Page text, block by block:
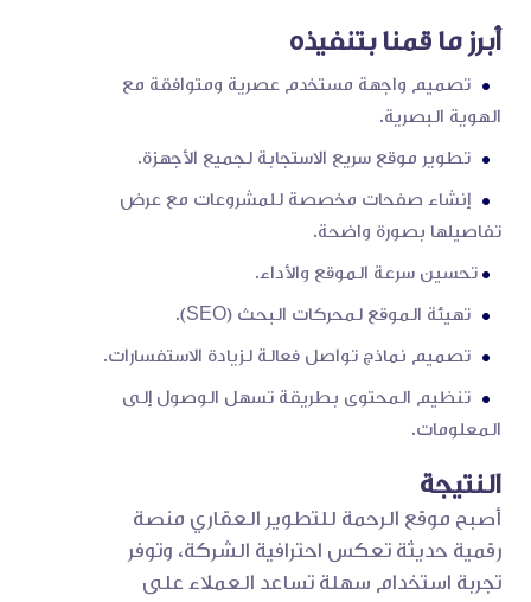
أبرز ما قمنا بتنفيذه
تصميم واجهة مستخدم عصرية ومتوافقة مع
الهوية البصرية.
تطوير موقع سريع الاستجابة لجميع الأجهزة.
إنشاء صفحات مخصصة للمشروعات مع عرض
تفاصيلها بصورة واضحة.
تحسين سرعة الموقع والأداء.
تهيئة الموقع لمحركات البحث (SEO).
تصميم نماذج تواصل فعالة لزيادة الاستفسارات.
تنظيم المحتوى بطريقة تسهل الوصول إلى
المعلومات.
النتيجة
أصبح موقع الرحمة للتطوير العقاري منصة
رقمية حديثة تعكس احترافية الشركة، وتوفر
تجربة استخدام سهلة تساعد العملاء على